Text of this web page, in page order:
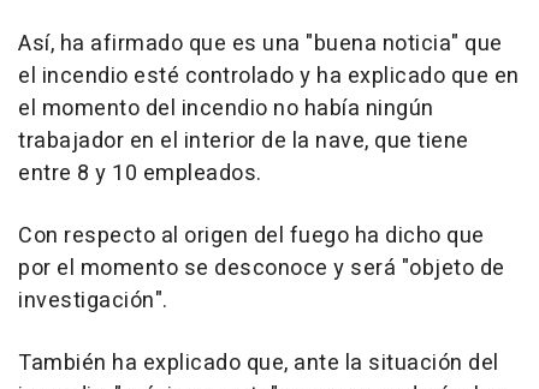
Así, ha afirmado que es una "buena noticia" que
el incendio esté controlado y ha explicado que en
el momento del incendio no había ningún
trabajador en el interior de la nave, que tiene
entre 8 y 10 empleados.
Con respecto al origen del fuego ha dicho que
por el momento se desconoce y será "objeto de
investigación".
También ha explicado que, ante la situación del